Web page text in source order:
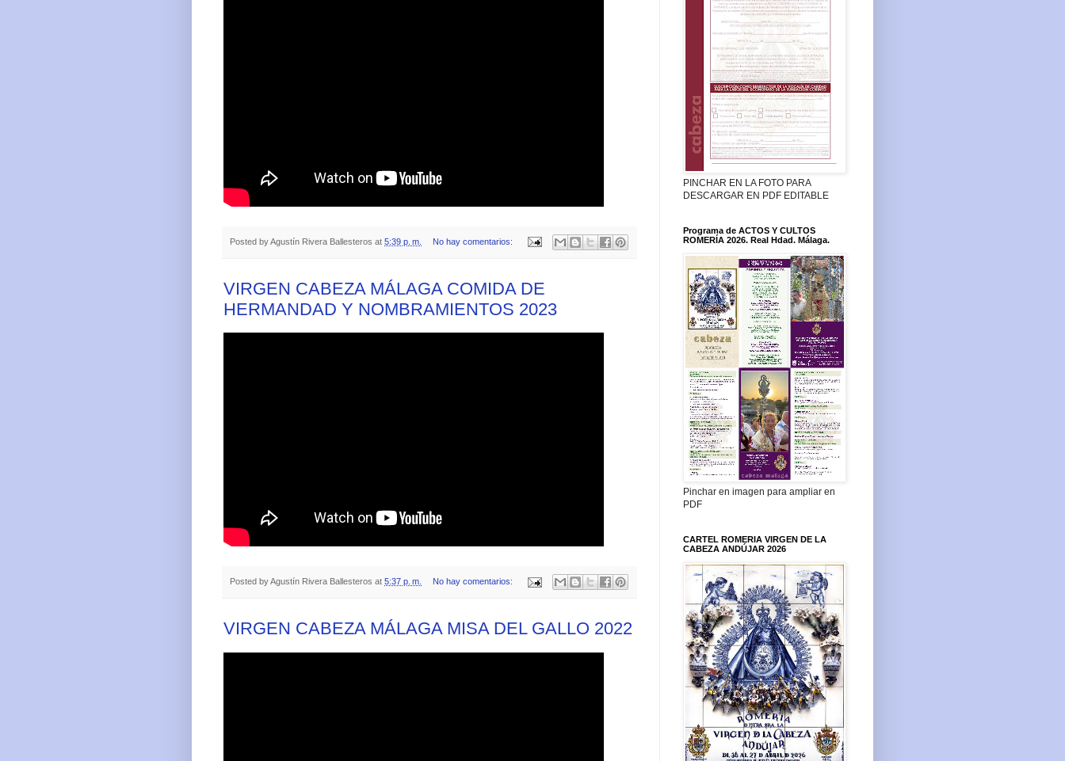
Posted byAgustín Rivera Ballesteros at 5:39 p. m. No hay comentarios:
VIRGEN CABEZA MÁLAGA COMIDA DE
HERMANDAD Y NOMBRAMIENTOS 2023
Posted byAgustín Rivera Ballesteros at 5:37 p. m. No hay comentarios:
VIRGEN CABEZA MÁLAGA MISA DEL GALLO 2022
PINCHAR EN LA FOTO PARA
DESCARGAR EN PDF EDITABLE
Programa de ACTOS Y CULTOS
ROMERÍA 2026. Real Hdad. Málaga.
Pinchar en imagen para ampliar en
PDF
CARTEL ROMERIA VIRGEN DE LA
CABEZA ANDÚJAR 2026